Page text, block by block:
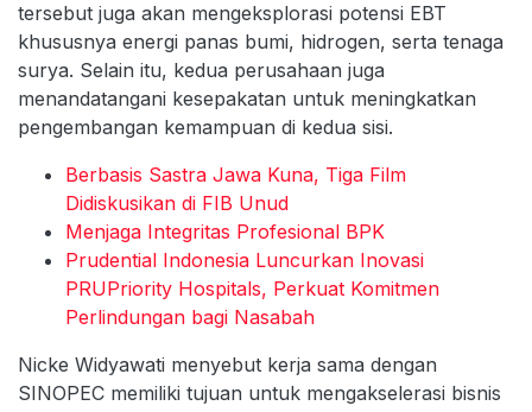
tersebut juga akan mengeksplorasi potensi EBT
khususnya energi panas bumi, hidrogen, serta tenaga
surya. Selain itu, kedua perusahaan juga
menandatangani kesepakatan untuk meningkatkan
pengembangan kemampuan di kedua sisi.
Berbasis Sastra Jawa Kuna, Tiga Film
Didiskusikan di FIB Unud
Menjaga Integritas Profesional BPK
Prudential Indonesia Luncurkan Inovasi
PRUPriority Hospitals, Perkuat Komitmen
Perlindungan bagi Nasabah
Nicke Widyawati menyebut kerja sama dengan
SINOPEC memiliki tujuan untuk mengakselerasi bisnis